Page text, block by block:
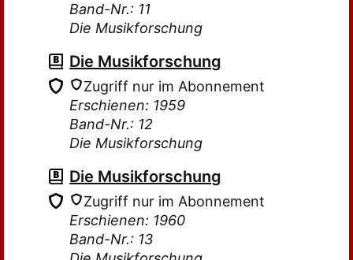
Band-Nr.: 11
Die Musikforschung
Die Musikforschung
Zugriff nur im Abonnement
Erschienen: 1959
Band-Nr.: 12
Die Musikforschung
Die Musikforschung
Zugriff nur im Abonnement
Erschienen: 1960
Band-Nr.: 13